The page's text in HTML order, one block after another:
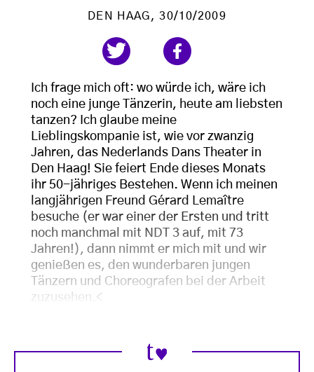
DEN HAAG , 30/10/2009
Ich frage mich oft: wo würde ich, wäre ich
noch eine junge Tänzerin, heute am liebsten
tanzen? Ich glaube meine
Lieblingskompanie ist, wie vor zwanzig
Jahren, das Nederlands Dans Theater in
Den Haag! Sie feiert Ende dieses Monats
ihr 50-jähriges Bestehen. Wenn ich meinen
langjährigen Freund Gérard Lemaître
besuche (er war einer der Ersten und tritt
noch manchmal mit NDT 3 auf, mit 73
Jahren!), dann nimmt er mich mit und wir
genießen es, den wunderbaren jungen
Tänzern und Choreografen bei der Arbeit
zuzusehen.
<